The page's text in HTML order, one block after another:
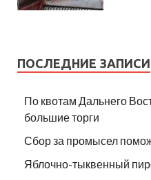
ПОСЛЕДНИЕ ЗАПИСИ
По квотам Дальнего
большие торги
Сбор за промысел
Яблочно-тыквенный